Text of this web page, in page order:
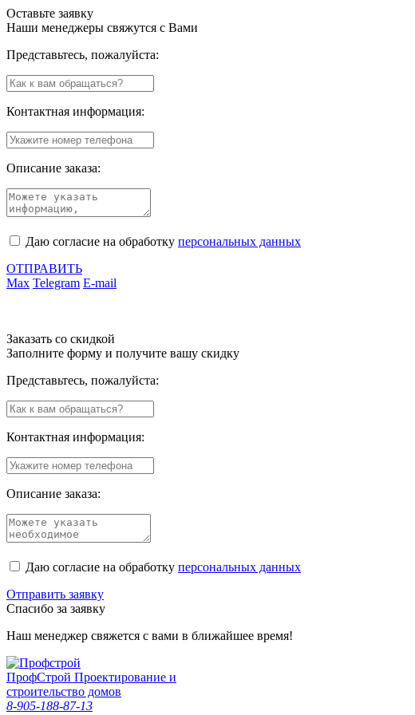
Оставьте заявку
Наши менеджеры свяжутся с Вами
Представьтесь, пожалуйста:
Контактная информация:
Описание заказа:
Даю согласие на обработку персональных данных
ОТПРАВИТЬ
Max Telegram E-mail
Заказать со скидкой
Заполните форму и получите вашу скидку
Представьтесь, пожалуйста:
Контактная информация:
Описание заказа:
Даю согласие на обработку персональных данных
Отправить заявку
Спасибо за заявку
Наш менеджер свяжется с вами в ближайшее время!
ПрофСтрой Проектирование и
строительство домов
8-905-188-87-13